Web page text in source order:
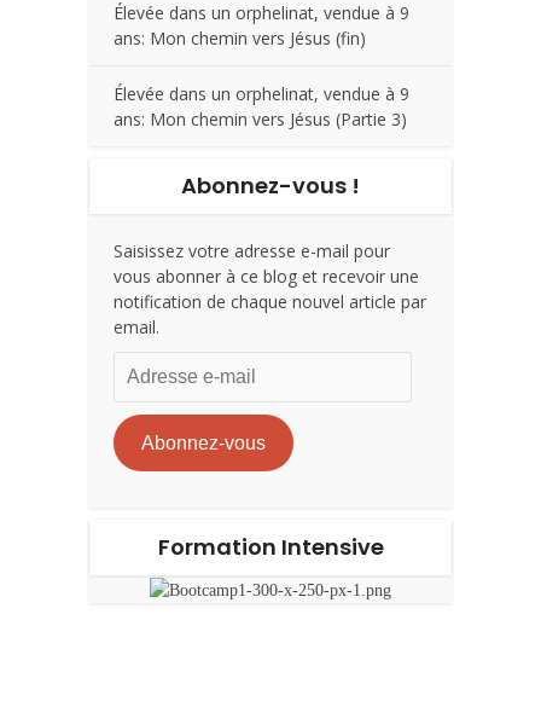
Élevée dans un orphelinat, vendue à 9
ans: Mon chemin vers Jésus (fin)
Élevée dans un orphelinat, vendue à 9
ans: Mon chemin vers Jésus (Partie 3)
Abonnez-vous !
Saisissez votre adresse e-mail pour
vous abonner à ce blog et recevoir une
notification de chaque nouvel article par
email.
Adresse
e-
mail
Abonnez-vous
Formation Intensive